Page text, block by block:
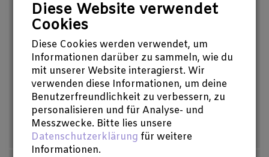
Ort*
Land*
Diese Website verwendet
Cookies
Diese Cookies werden verwendet, um
Informationen darüber zu sammeln, wie du
mit unserer Website interagierst. Wir
verwenden diese Informationen, um deine
Benutzerfreundlichkeit zu verbessern, zu
personalisieren und für Analyse- und
Messzwecke. Bitte lies unsere
Datenschutzerklärung für weitere
Informationen.